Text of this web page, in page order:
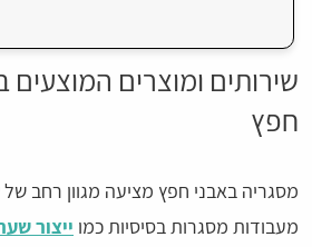
שירותים ומוצרים
חפץ
מסגריה באבני חפץ מציעה מגוון רחב של
מעבודות מסגרות בסיסיות כמו ייצור